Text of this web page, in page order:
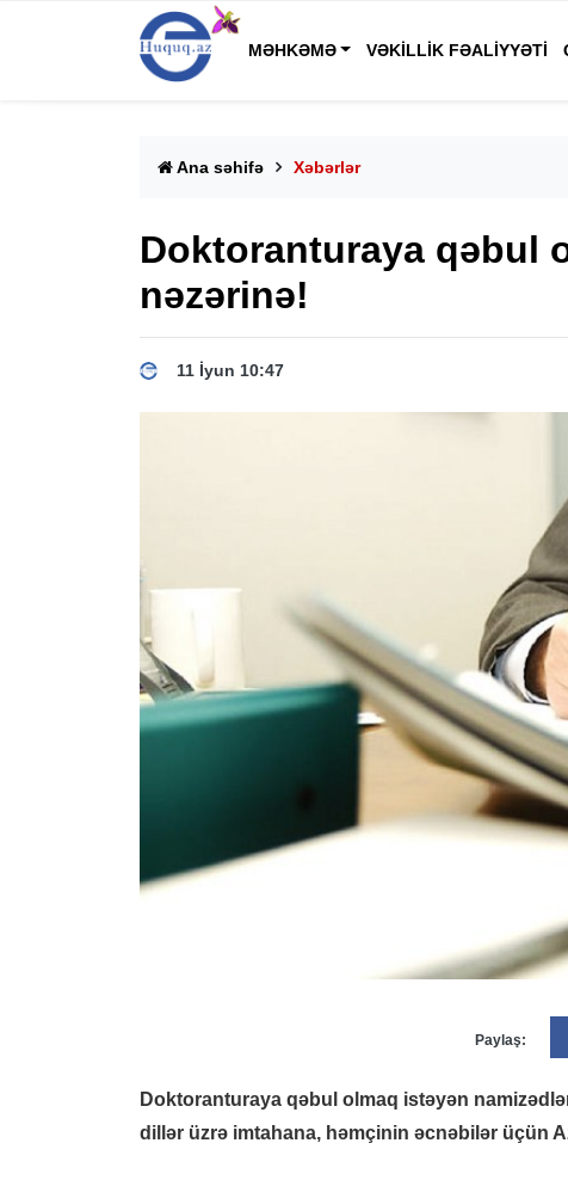
MƏHKƏMƏ VƏKILLIK FƏALIYYƏTI
Ana səhifə Xəbərlər
Doktoranturaya qəbul
nəzərinə!
11 İyun 10:47
Paylaş:
Doktoranturaya qəbul olmaq istəyən
dillər üzrə imtahana, həmçinin əcnəbilər üçün